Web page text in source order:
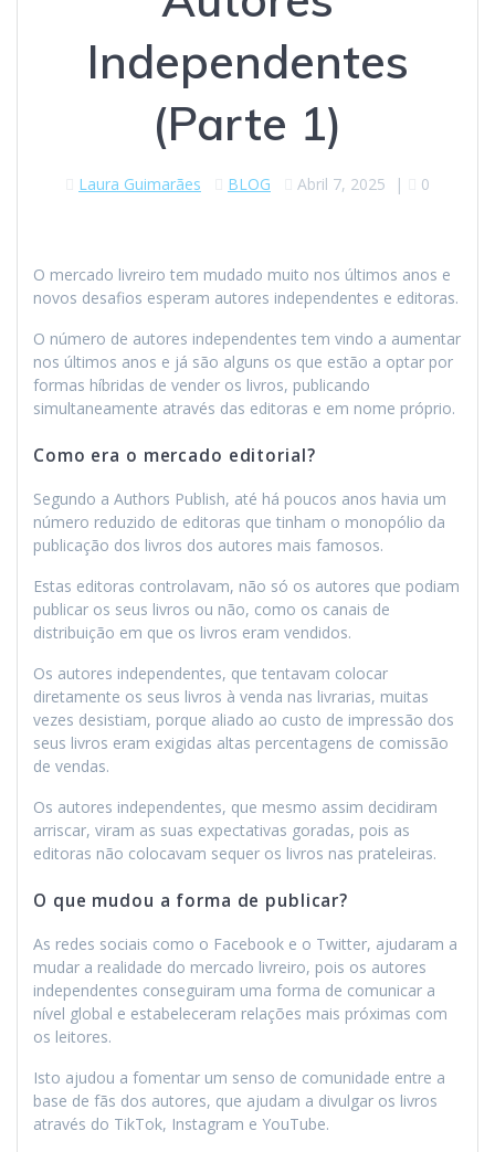
Independentes
(Parte 1)
Laura Guimarães BLOG Abril 7, 2025 | 0
O mercado livreiro tem mudado muito nos últimos anos e
novos desafios esperam autores independentes e editoras.
O número de autores independentes tem vindo a aumentar
nos últimos anos e já são alguns os que estão a optar por
formas híbridas de vender os livros, publicando
simultaneamente através das editoras e em nome próprio.
Como era o mercado editorial?
Segundo a Authors Publish, até há poucos anos havia um
número reduzido de editoras que tinham o monopólio da
publicação dos livros dos autores mais famosos.
Estas editoras controlavam, não só os autores que podiam
publicar os seus livros ou não, como os canais de
distribuição em que os livros eram vendidos.
Os autores independentes, que tentavam colocar
diretamente os seus livros à venda nas livrarias, muitas
vezes desistiam, porque aliado ao custo de impressão dos
seus livros eram exigidas altas percentagens de comissão
de vendas.
Os autores independentes, que mesmo assim decidiram
arriscar, viram as suas expectativas goradas, pois as
editoras não colocavam sequer os livros nas prateleiras.
O que mudou a forma de publicar?
As redes sociais como o Facebook e o Twitter, ajudaram a
mudar a realidade do mercado livreiro, pois os autores
independentes conseguiram uma forma de comunicar a
nível global e estabeleceram relações mais próximas com
os leitores.
Isto ajudou a fomentar um senso de comunidade entre a
base de fãs dos autores, que ajudam a divulgar os livros
através do TikTok, Instagram e YouTube.